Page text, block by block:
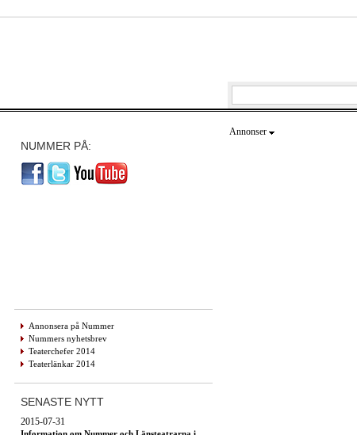
NUMMER PÅ:
Annonsera på Nummer
Nummers nyhetsbrev
Teaterchefer 2014
Teaterlänkar 2014
SENASTE NYTT
2015-07-31
Information om Nummer och Länsteatrarna i
Annonser